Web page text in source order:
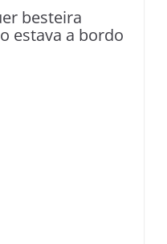
besteira
estava a bordo